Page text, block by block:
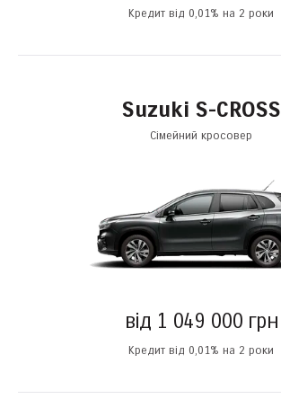
Кредит від 0,01% на 2 роки
Suzuki S-CROSS
Сімейний кросовер
від 1 049 000 грн
Кредит від 0,01% на 2 роки